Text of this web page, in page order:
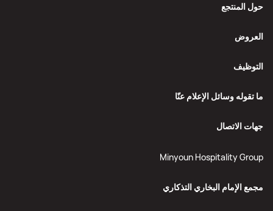
حول المنتجع
العروض
التوظيف
ما تقوله وسائل الإعلام عنّا
جهات الاتصال
Minyoun Hospitality Group
مجمع الإمام البخاري التذكاري